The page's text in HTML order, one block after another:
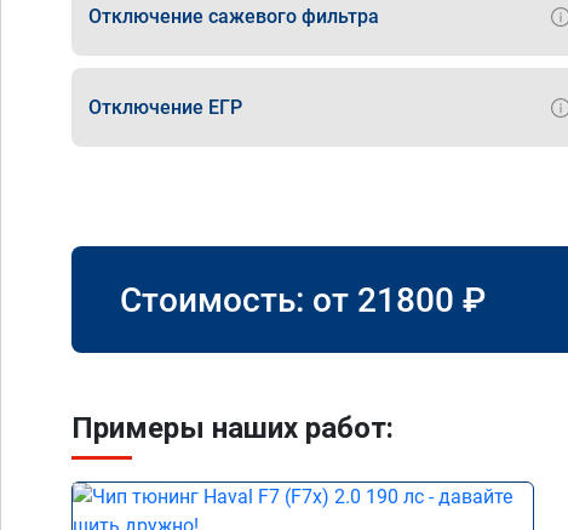
Отключение сажевого фильтра
Отключение ЕГР
Стоимость: от 21800 ₽
Примеры наших работ: